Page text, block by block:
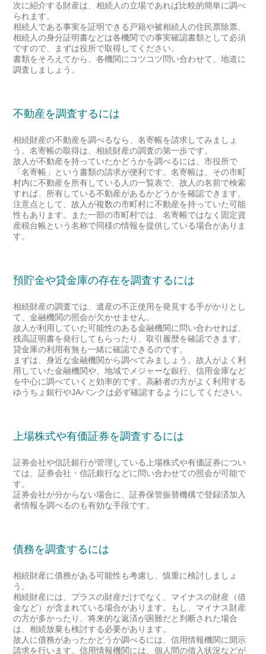
次に紹介する財産は、相続人の立場であれば比較的簡単に調べ
られます。
相続人である事実を証明できる戸籍や被相続人の住民票除票、
相続人の身分証明書などは各機関での事実確認書類として必須
ですので、まずは役所で取得してください。
書類をそろえてから、各機関にコツコツ問い合わせて、地道に
調査しましょう。
不動産を調査するには
相続財産の不動産を調べるなら、名寄帳を請求してみましょ
う。名寄帳の取得は、相続財産の調査の第一歩です。
故人が不動産を持っていたかどうかを調べるには、市役所で
「名寄帳」という書類の請求が便利です。名寄帳は、その市町
村内に不動産を所有している人の一覧表で、故人の名前で検索
すれば、所有している不動産があるかどうかを確認できます。
注意点として、故人が複数の市町村に不動産を持っていた可能
性もあります。また一部の市町村では、名寄帳ではなく固定資
産税台帳という名称で同様の情報を提供している場合がありま
す。
預貯金や貸金庫の存在を調査するには
相続財産の調査では、遺産の不正使用を発見する手がかりとし
て、金融機関の照会が欠かせません。
故人が利用していた可能性のある金融機関に問い合わせれば、
残高証明書を発行してもらったり、取引履歴を確認できます。
貸金庫の利用有無も一緒に確認できるのです。
まずは、身近な金融機関から調べてみましょう。故人がよく利
用していた金融機関や、地域でメジャーな銀行、信用金庫など
を中心に調べていくと効率的です。高齢者の方がよく利用する
ゆうちょ銀行やJAバンクは必ず確認するようにしてください。
上場株式や有価証券を調査するには
証券会社や信託銀行が管理している上場株式や有価証券につい
ては、証券会社・信託銀行などに問い合わせての照会が可能で
す。
証券会社が分からない場合に、証券保管振替機構で登録済加入
者情報を調べるのも有効な手段です。
債務を調査するには
相続財産に債務がある可能性も考慮し、慎重に検討しましょ
う。
相続財産には、プラスの財産だけでなく、マイナスの財産（借
金など）が含まれている場合があります。もし、マイナス財産
の方が多かったり、将来的な返済が困難だと判断された場合
は、相続放棄も検討する必要があります。
故人に債務があったかどうか調べるには、信用情報機関に開示
請求を行います。信用情報機関には、個人間の借入状況などが